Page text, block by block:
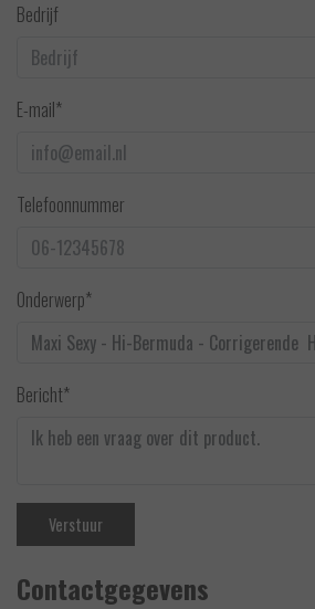
Bedrijf
E-mail*
Telefoonnummer
Onderwerp*
Bericht*
Verstuur
Contactgegevens